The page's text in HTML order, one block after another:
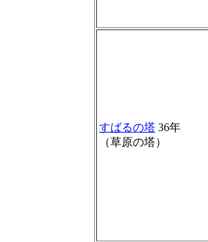
すばるの塔 36年
（草原の塔）